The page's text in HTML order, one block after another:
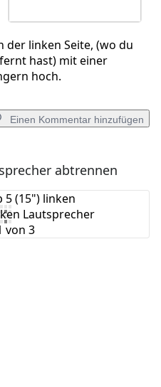
der linken Seite, (wo du
hast) mit einer
hoch.
Einen Kommentar hinzufügen
hinzufügenabtrennen